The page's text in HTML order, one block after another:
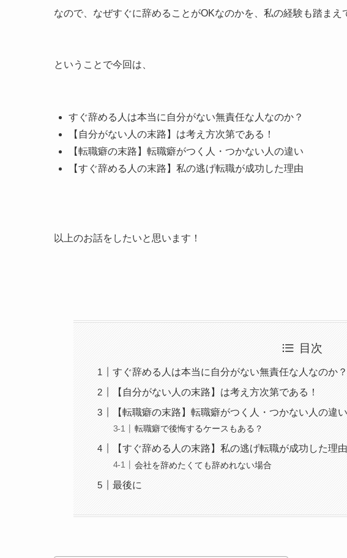
なので、なぜすぐに辞めることがOKなのかを、私の経験も踏まえ
ということで今回は、
すぐ辞める人は本当に自分がない無責任な人なのか？
【自分がない人の末路】は考え方次第である！
【転職癖の末路】転職癖がつく人・つかない人の違い
【すぐ辞める人の末路】私の逃げ転職が成功した理由
以上のお話をしたいと思います！
目次
すぐ辞める人は本当に自分がない無責任な人なのか？
【自分がない人の末路】は考え方次第である！
【転職癖の末路】転職癖がつく人・つかない人の違い
転職癖で後悔するケースもある？
【すぐ辞める人の末路】私の逃げ転職が成功した理由
会社を辞めたくても辞めれない場合
最後に